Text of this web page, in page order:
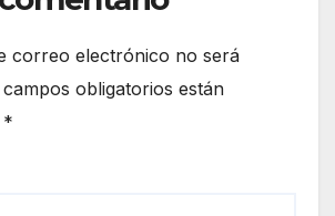
correo electrónico no será
campos obligatorios están
*